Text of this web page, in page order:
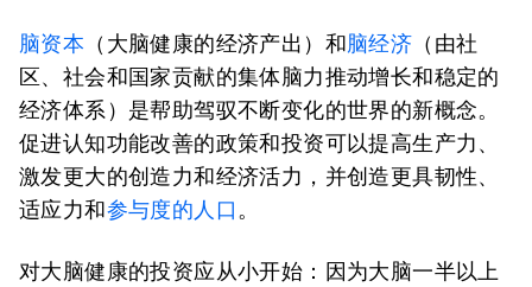
脑资本 （大脑健康的经济产出）和脑经济 （由社
区、社会和国家贡献的集体脑力推动增长和稳定的
经济体系）是帮助驾驭不断变化的世界的新概念。
促进认知功能改善的政策和投资可以提高生产力、
激发更大的创造力和经济活力，并创造更具韧性、
适应力和参与度的人口 。
对大脑健康的投资应从小开始：因为大脑一半以上